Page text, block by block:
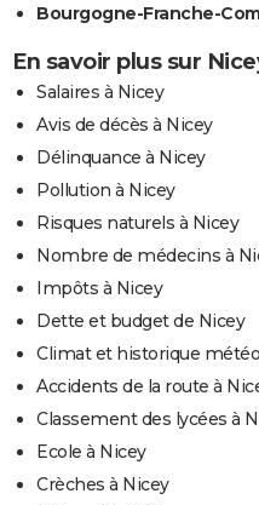
Bourgogne-Franche-
En savoir plus sur
Salaires à Nicey
Avis de décès à Nicey
Délinquance à Nicey
Pollution à Nicey
Risques naturels à Nicey
Nombre de médecins à
Impôts à Nicey
Dette et budget de Nicey
Climat et historique
Accidents de la route à
Classement des lycées à
Ecole à Nicey
Crèches à Nicey